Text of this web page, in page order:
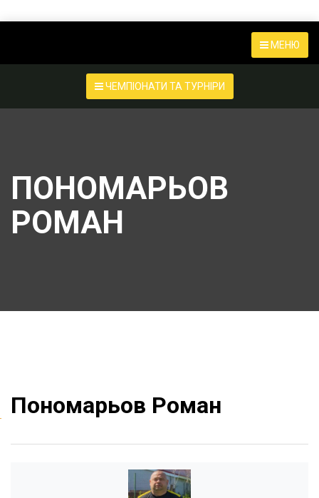
МЕНЮ
ЧЕМПІОНАТИ ТА ТУРНІРИ
ПОНОМАРЬОВ
РОМАН
Пономарьов Роман